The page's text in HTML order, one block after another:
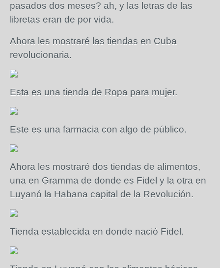
pasados dos meses? ah, y las letras de las
libretas eran de por vida.
Ahora les mostraré las tiendas en Cuba
revolucionaria.
Esta es una tienda de Ropa para mujer.
Este es una farmacia con algo de público.
Ahora les mostraré dos tiendas de alimentos,
una en Gramma de donde es Fidel y la otra en
Luyanó la Habana capital de la Revolución.
Tienda establecida en donde nació Fidel.